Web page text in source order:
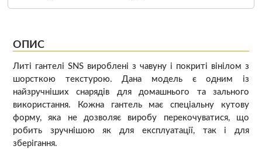
ОПИС
Литі гантелі SNS вироблені з чавуну і покриті вінілом з
шорсткою текстурою. Дана модель є одним із
найзручніших снарядів для домашнього та зального
використання. Кожна гантель має спеціальну кутову
форму, яка не дозволяє виробу перекочуватися, що
робить зручнішою як для експлуатації, так і для
зберігання.